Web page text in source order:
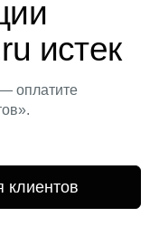
истек
оплатите
клиентов